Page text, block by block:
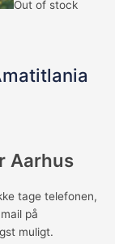
Out of stock
Aarhus
tage telefonen,
på
muligt.